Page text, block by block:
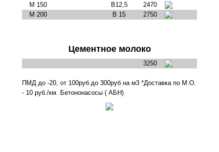
М 150
В12,5
2470
М 200
В 15 2750
Цементное молоко
3250
ПМД до -20, от 100руб до 300руб на м3 *Доставка по М.О.
- 10 руб./км. Бетононасосы ( АБН)